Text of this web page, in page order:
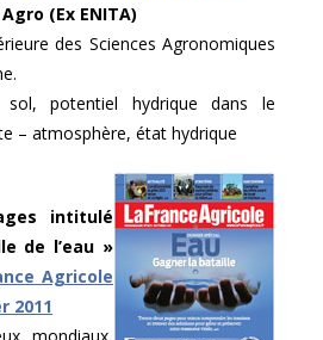
(Ex ENITA)
des Sciences Agronomiques
potentiel hydrique dans le
– atmosphère, état hydrique
intitulé
de l’eau »
Agricole
2011